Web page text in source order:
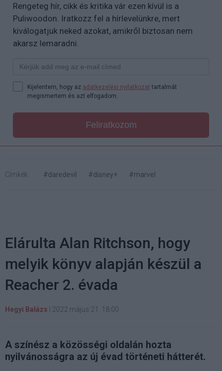
Rengeteg hír, cikk és kritika vár ezen kívül is a
Puliwoodon. Iratkozz fel a hírlevelünkre, mert
kiválogatjuk neked azokat, amikről biztosan nem
akarsz lemaradni.
Kijelentem, hogy az adatkezelési nyilatkozat tartalmát
megismertem és azt elfogadom.
Feliratkozom
Címkék: #daredevil #disney+ #marvel
Elárulta Alan Ritchson, hogy
melyik könyv alapján készül a
Reacher 2. évada
Hegyi Balázs | 2022 május 21. 18:00
A színész a közösségi oldalán hozta
nyilvánosságra az új évad történeti hátterét.